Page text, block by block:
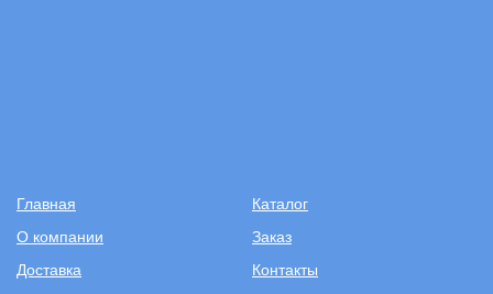
Главная
Каталог
О компании
Заказ
Доставка
Контакты